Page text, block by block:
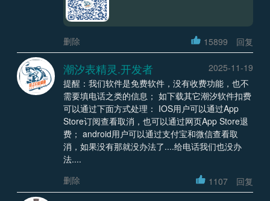
删除 15899 回复
潮汐表精灵.开发者
2025-11-19
提醒：我们软件是免费软件，没有收费功能，也不
需要填电话之类的信息； 如下载其它潮汐软件扣费
可以通过下面方式处理： IOS用户可以通过App
Store订阅查看取消，也可以通过网页App Store退
费； android用户可以通过支付宝和微信查看取
消，如果没有那就没办法了....给电话我们也没办
法....
删除
1107 回复